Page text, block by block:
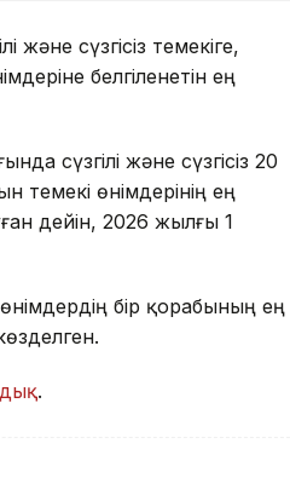
және сүзгісіз темекіге,
белгіленетін ең
сүзгілі және сүзгісіз 20
темекі өнімдерінің ең
дейін, 2026 жылғы 1
бір қорабының ең
.